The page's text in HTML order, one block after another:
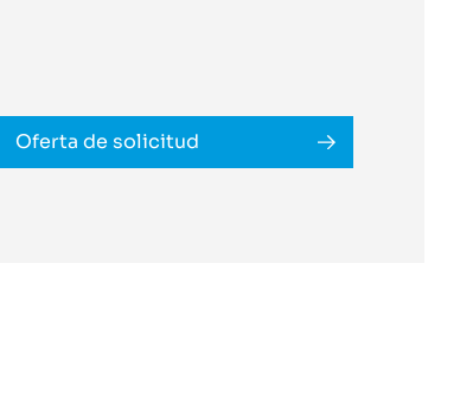
Oferta de solicitud